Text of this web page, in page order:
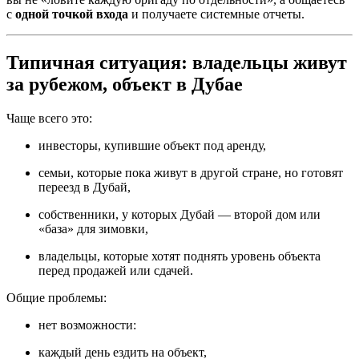
с одной точкой входа и получаете системные отчеты.
Типичная ситуация: владельцы живут
за рубежом, объект в Дубае
Чаще всего это:
инвесторы, купившие объект под аренду,
семьи, которые пока живут в другой стране, но готовят
переезд в Дубай,
собственники, у которых Дубай — второй дом или
«база» для зимовки,
владельцы, которые хотят поднять уровень объекта
перед продажей или сдачей.
Общие проблемы:
нет возможности:
каждый день ездить на объект,